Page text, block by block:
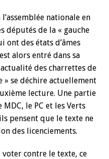
nationale en
députés de la « gauche
des états d’âmes
alors entré dans sa
des charrettes de
» se déchire actuellement
lecture. Une partie
le PC et les Verts
pensent que le texte ne
des licenciements.
voter contre le texte, ce